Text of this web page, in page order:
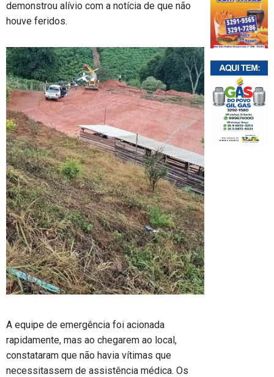
demonstrou alívio com a notícia de que não
houve feridos.
A equipe de emergência foi acionada
rapidamente, mas ao chegarem ao local,
constataram que não havia vítimas que
necessitassem de assistência médica. Os